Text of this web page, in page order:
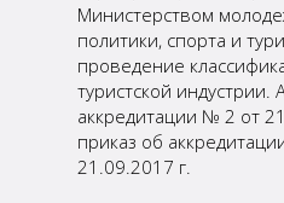
Министерством
политики, спорта и
проведение
туристской индустрии.
аккредитации № 2 от
приказ об
21.09.2017 г.